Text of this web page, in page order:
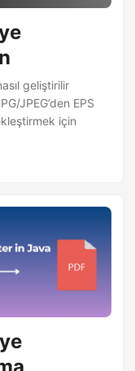
geliştirilir
JPEG’den EPS
için